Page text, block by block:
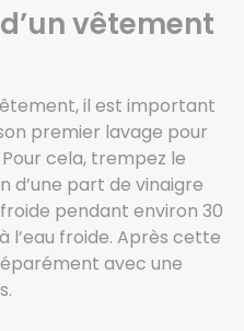
vêtement
il est important
premier lavage pour
cela, trempez le
d’une part de vinaigre
pendant environ 30
l’eau froide. Après cette
avec une